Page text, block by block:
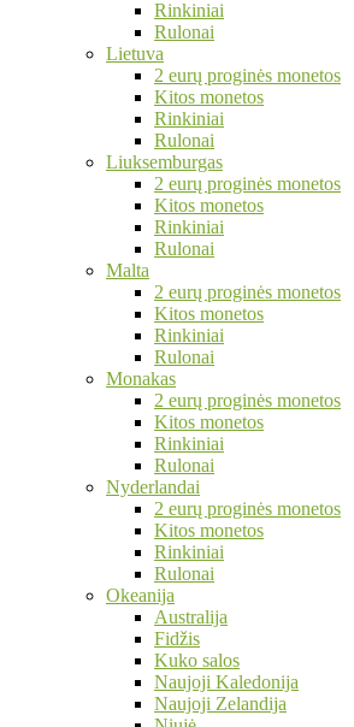
Rinkiniai
Rulonai
Lietuva
2 eurų proginės monetos
Kitos monetos
Rinkiniai
Rulonai
Liuksemburgas
2 eurų proginės monetos
Kitos monetos
Rinkiniai
Rulonai
Malta
2 eurų proginės monetos
Kitos monetos
Rinkiniai
Rulonai
Monakas
2 eurų proginės monetos
Kitos monetos
Rinkiniai
Rulonai
Nyderlandai
2 eurų proginės monetos
Kitos monetos
Rinkiniai
Rulonai
Okeanija
Australija
Fidžis
Kuko salos
Naujoji Kaledonija
Naujoji Zelandija